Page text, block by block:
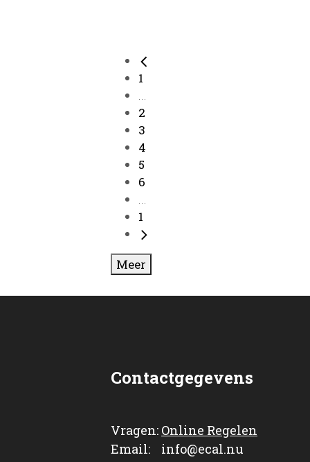
1
...
2
3
4
5
6
...
1
Meer
Contactgegevens
Vragen: Online Regelen
Email: info@ecal.nu